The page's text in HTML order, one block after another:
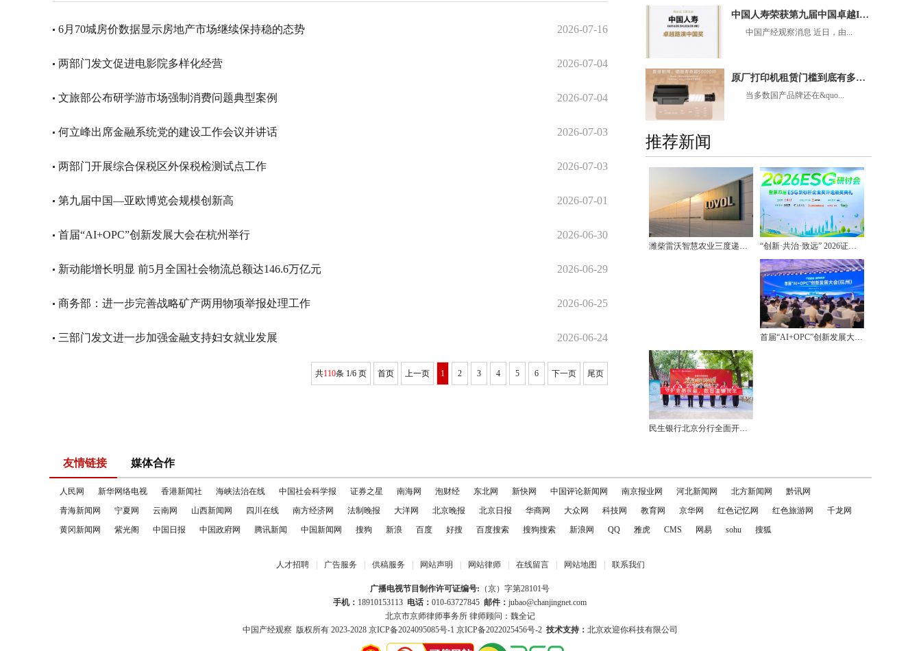
中国人寿荣获第九届中国卓越IR评选“卓越路演中国奖十强”
中国产经观察消息 近日，由...
原厂打印机租赁门槛到底有多高？汉印超激鼓凭什么能做好租赁服务
当多数国产品牌还在&quo...
推荐新闻
潍柴雷沃智慧农业三度递表港股IPO 这家硬核农机龙头缘何备受市场期待？
民生银行北京分行全面开展“银行业普及金融知识万里行”暨“防范非法金融活动宣传月”主题活动
2026-07-16
6月70城房价数据显示房地产市场继续保持稳的态势
2026-07-04
两部门发文促进电影院多样化经营
2026-07-04
文旅部公布研学游市场强制消费问题典型案例
2026-07-03
何立峰出席金融系统党的建设工作会议并讲话
2026-07-03
两部门开展综合保税区外保税检测试点工作
2026-07-01
第九届中国—亚欧博览会规模创新高
2026-06-30
首届“AI+OPC”创新发展大会在杭州举行
2026-06-29
新动能增长明显 前5月全国社会物流总额达146.6万亿元
2026-06-25
商务部：进一步完善战略矿产两用物项举报处理工作
2026-06-24
三部门发文进一步加强金融支持妇女就业发展
共110条 1/6 页 首页 上一页 1 2 3 4 5 6 下一页 尾页
友情链接 媒体合作
人民网 新华网络电视 香港新闻社 海峡法治在线 中国社会科学报 证券之星 南海网 泡财经 东北网 新快网 中国评论新闻网 南京报业网 河北新闻网 北方新闻网
黔讯网
青海新闻网
宁夏网 云南网 山西新闻网 四川在线 南方经济网 法制晚报 大洋网 北京晚报 北京日报 华商网 大众网 科技网 教育网 京华网 红色记忆网 红色旅游网
千龙网
黄冈新闻网
紫光阁 中国日报 中国政府网 腾讯新闻 中国新闻网 搜狗 新浪 百度 好搜 百度搜索 搜狗搜索 新浪网 QQ 雅虎 CMS 网易 sohu 搜狐
人才招聘 广告服务 供稿服务 网站声明 网站律师 在线留言 网站地图 联系我们
广播电视节目制作许可证编号: （京）字第28101号
手机： 18910153113 电话： 010-63727845 邮件： jubao@chanjingnet.com
北京市京师律师事务所 律师顾问：魏全记
中国产经观察 版权所有 2023-2028 京ICP备2024095085号-1 京ICP备2022025456号-2 技术支持： 北京欢迎你科技有限公司